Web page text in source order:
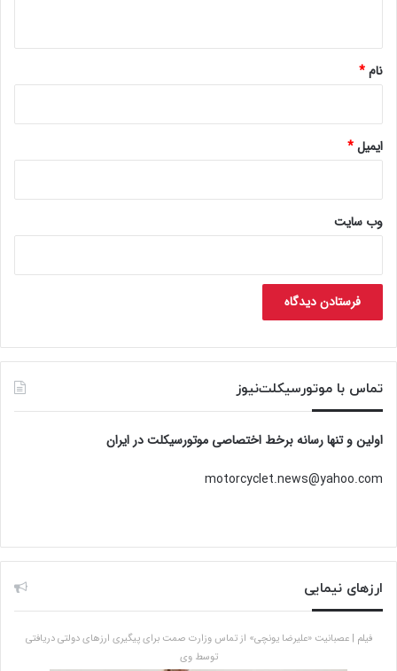
نام*
ایمیل*
وب‌ سایت
تماس با موتورسیکلت‌نیوز
اولین و تنها رسانه برخط اختصاصی موتورسیکلت در ایران
motorcyclet.news@yahoo.com
ارزهای نیمایی
فیلم | عصبانیت «علیرضا یونچی» از تماس وزارت صمت برای پیگیری ارزهای دولتی دریافتی
توسط وی